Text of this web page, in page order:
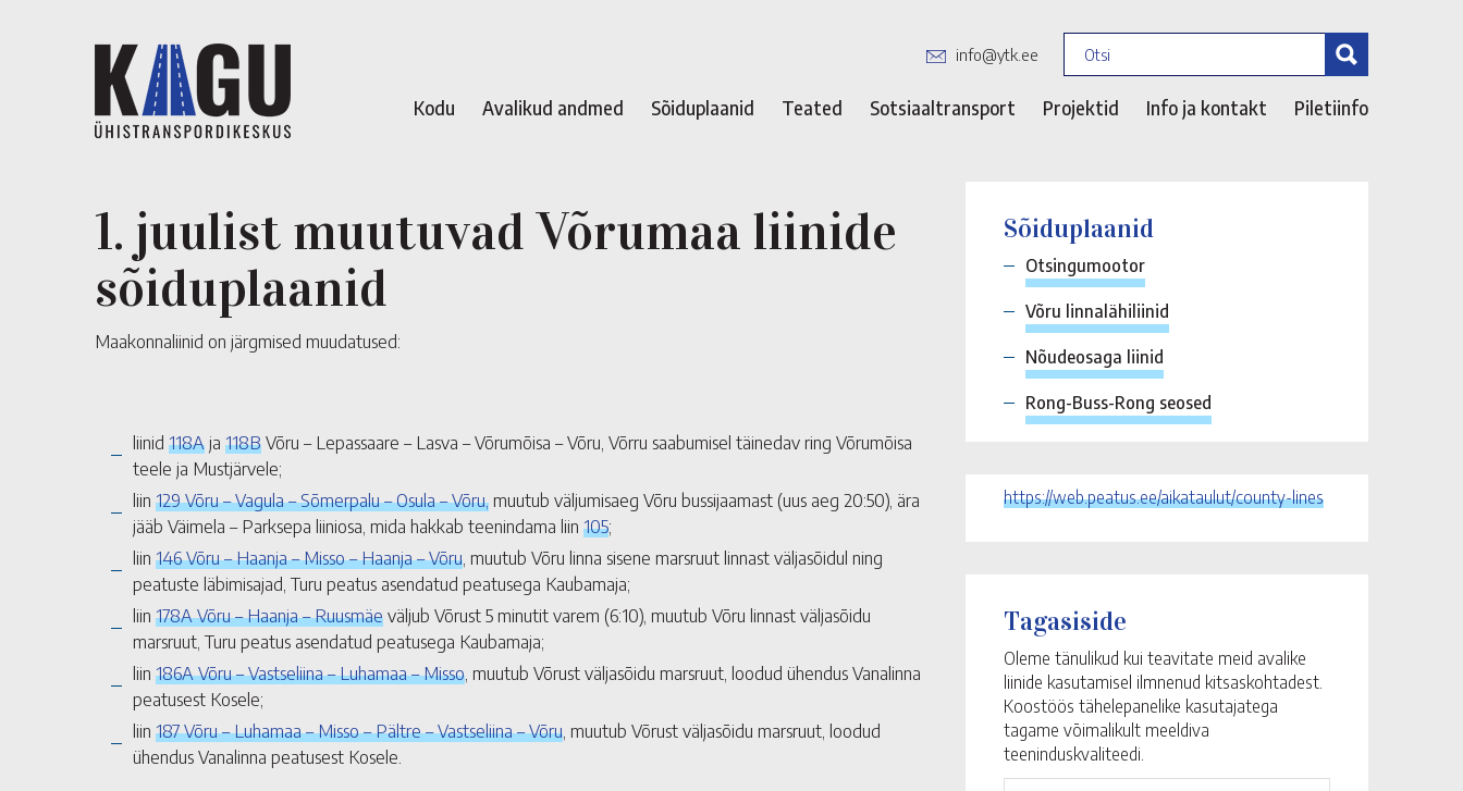
info@ytk.ee
Kodu Avalikud andmed Sõiduplaanid Teated Sotsiaaltransport Projektid Info ja kontakt Piletiinfo
1. juulist muutuvad Võrumaa liinide
sõiduplaanid
Maakonnaliinid on järgmised muudatused:
liinid 118Aja 118BVõru – Lepassaare – Lasva – Võrumõisa – Võru, Võrru saabumisel täinedav ring Võrumõisa
teele ja Mustjärvele;
liin 129 Võru – Vagula – Sõmerpalu – Osula – Võru, muutub väljumisaeg Võru bussijaamast (uus aeg 20:50), ära
jääb Väimela – Parksepa liiniosa, mida hakkab teenindama liin 105;
liin 146 Võru – Haanja – Misso – Haanja – Võru , muutub Võru linna sisene marsruut linnast väljasõidul ning
peatuste läbimisajad, Turu peatus asendatud peatusega Kaubamaja;
liin 178A Võru – Haanja – Ruusmäeväljub Võrust 5 minutit varem (6:10), muutub Võru linnast väljasõidu
marsruut, Turu peatus asendatud peatusega Kaubamaja;
liin 186A Võru – Vastseliina – Luhamaa – Misso , muutub Võrust väljasõidu marsruut, loodud ühendus Vanalinna
peatusest Kosele;
liin 187 Võru – Luhamaa – Misso – Pältre – Vastseliina – Võru , muutub Võrust väljasõidu marsruut, loodud
ühendus Vanalinna peatusest Kosele.
Sõiduplaanid
Otsingumootor
Võru linnalähiliinid
Nõudeosaga liinid
Rong-Buss-Rong seosed
https://web.peatus.ee/aikataulut/county-lines
Tagasiside
Oleme tänulikud kui teavitate meid avalike
liinide kasutamisel ilmnenud kitsaskohtadest.
Koostöös tähelepanelike kasutajatega
tagame võimalikult meeldiva
teeninduskvaliteedi.